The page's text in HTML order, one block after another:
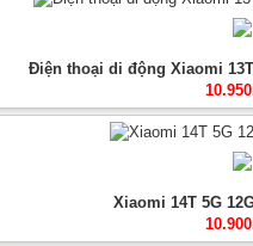
Điện thoại di động Xiaomi
Xiaomi 14T 5G